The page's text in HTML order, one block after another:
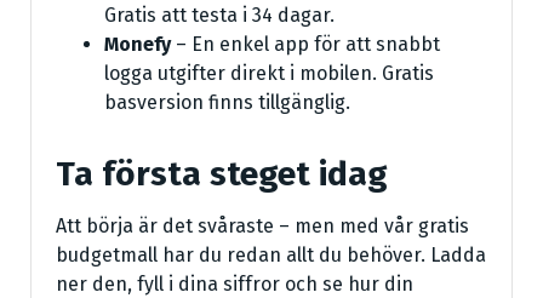
Gratis att testa i 34 dagar.
Monefy– En enkel app för att snabbt
logga utgifter direkt i mobilen. Gratis
basversion finns tillgänglig.
Ta första steget idag
Att börja är det svåraste – men med vår gratis
budgetmall har du redan allt du behöver. Ladda
ner den, fyll i dina siffror och se hur din